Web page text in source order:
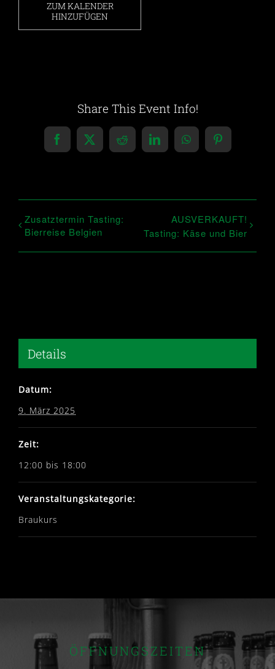
ZUM KALENDER
HINZUFÜGEN
Share This Event Info!
Facebook
X RedditLinkedInWhatsAppPinterest
Zusatztermin Tasting:
Bierreise Belgien
AUSVERKAUFT!
Tasting: Käse und Bier
Details
Datum:
9. März 2025
Zeit:
12:00 bis 18:00
Veranstaltungskategorie:
Braukurs
ÖFFNUNGSZEITEN